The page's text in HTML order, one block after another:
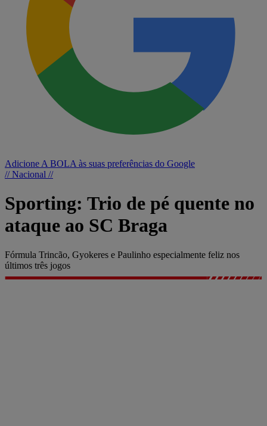
Adicione A BOLA às suas preferências do Google
// Nacional //
Sporting: Trio de pé quente no
ataque ao SC Braga
Fórmula Trincão, Gyokeres e Paulinho especialmente feliz nos
últimos três jogos